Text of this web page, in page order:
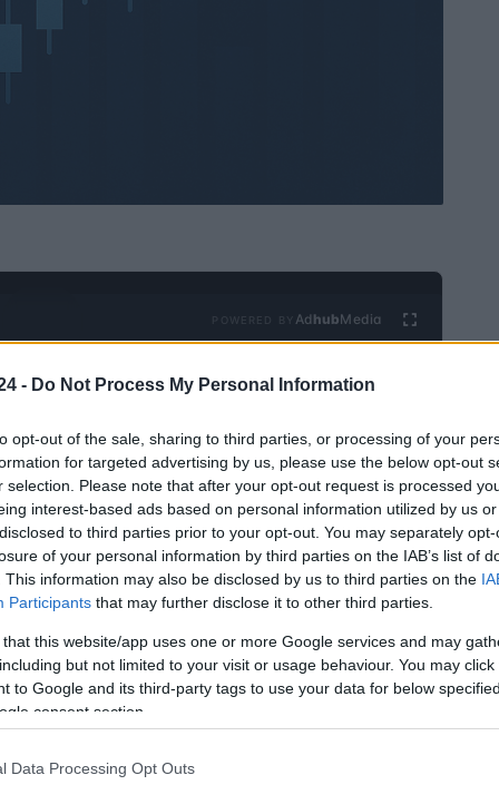
- Do Not Process My Personal Information
opt-out of the sale, sharing to third parties, or processing of your
for targeted advertising by us, please use the below opt-out
selection. Please note that after your opt-out request is processed
interest-based ads based on personal information utilized by us
to third parties prior to your opt-out. You may separately
of your personal information by third parties on the IAB’s list of
This information may also be disclosed by us to third parties on the
Participants that may further disclose it to other third parties.
that this website/app uses one or more Google services and may
but not limited to your visit or usage behaviour. You may
to Google and its third-party tags to use your data for below
consent section.
Data Processing Opt Outs
Ad hubMedia
el nuevo Plan Estratégico para la Industrialización
en la modernización del sector de la
millones de euros en la próxima década, este
de forma más rápida y económica, abordando
la falta de vivienda asequible. Según la ministra
la oferta de viviendas para garantizar que sean